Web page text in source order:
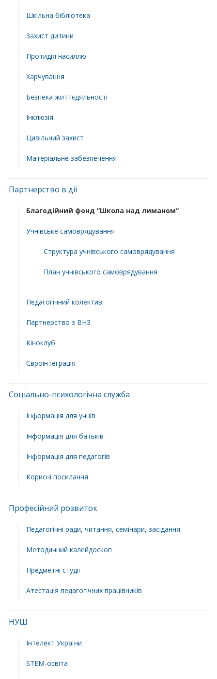
Шкільна бібліотека
Захист дитини
Протидія насиллю
Харчування
Безпека життєдяльності
Інклюзія
Цивільний захист
Матеріальне забезпечення
Партнерство в дії
Благодійний фонд ”Школа над лиманом”
Учнівське самоврядування
Структура учнiвського самоврядування
План учнiвського самоврядування
Педагогічний колектив
Партнерство з ВНЗ
Кіноклуб
Євроінтеграція
Соціально-психологічна служба
Інформація для учнів
Інформація для батьків
Інформація для педагогів
Корисні посилання
Професійний розвиток
Педагогічні ради, читання, семінари, засідання
Методичний калейдоскоп
Предметні студії
Атестація педагогічних працівників
НУШ
Інтелект України
STEM-освіта